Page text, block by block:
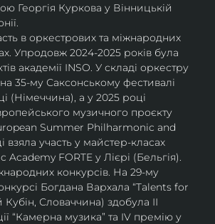
Георгія Куркова у Вінницькій
в оркестрових та міжнародних
Упродовж 2024-2025 років була
академії INSO. У складі оркестру
35-му Саксонському фестивалі
(Німеччина), а у 2025 році
музичного проєкту
Summer Philharmonic and
взяла участь у майстер-класах
FORTE у Лієрі (Бельгія).
конкурсів. На 29-му
Богдана Вархала “Talents for
Словаччина) здобула ІІ
“Камерна музика” та IV премію у